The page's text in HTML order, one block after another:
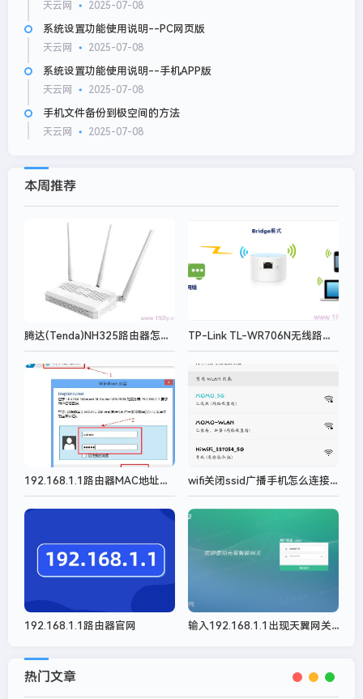
天云网 2025-07-08
系统设置功能使用说明--PC网页版
天云网 2025-07-08
系统设置功能使用说明--手机APP版
天云网 2025-07-08
手机文件备份到极空间的方法
天云网 2025-07-08
本周推荐
腾达(Tenda)NH325路由器怎么设置Client+AP上网？ TP-Link TL-WR706N无线路由器"Bridge:桥接模式"设置
192.168.1.1路由器MAC地址过滤设置 wifi关闭ssid广播手机怎么连接？
192.168.1.1路由器官网 输入192.168.1.1出现天翼网关（打开路由器跳出中国电信天翼宽带）
热门文章